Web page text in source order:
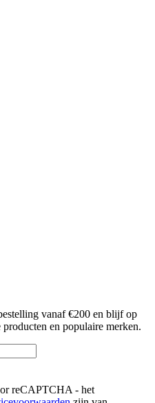
vanaf €200 en blijf op
en populaire merken.
reCAPTCHA - het